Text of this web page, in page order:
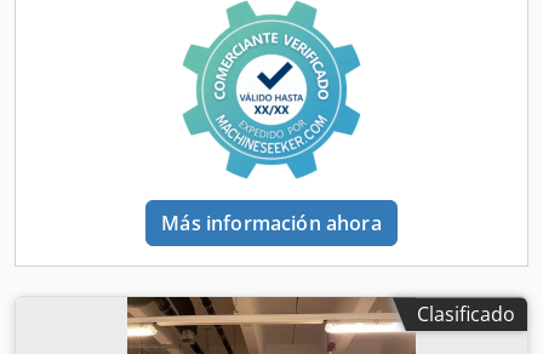
Más información ahora
Clasificado